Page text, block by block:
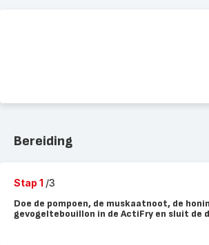
Bereiding
Stap 1 /3
Doe de pompoen, de muskaatnoot, de
gevogeltebouillon in de ActiFry en sluit de